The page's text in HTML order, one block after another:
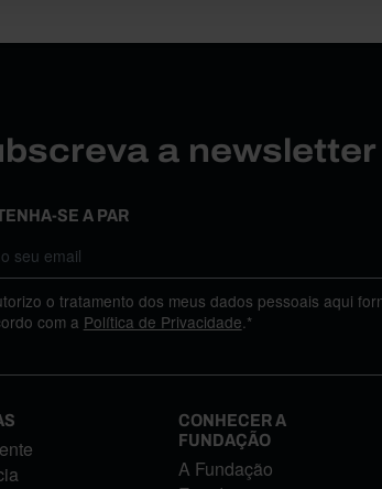
a
SE A PAR
o tratamento dos meus dados pessoais aqui
com a Política de Privacidade.*
CONHECER A
FUNDAÇÃO
A Fundação